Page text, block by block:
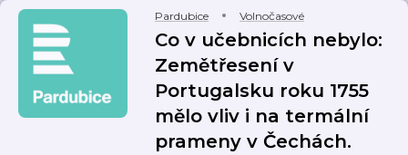
Pardubice Volnočasové
Co v učebnicích nebylo:
Zemětřesení v
Portugalsku roku 1755
mělo vliv i na termální
prameny v Čechách.